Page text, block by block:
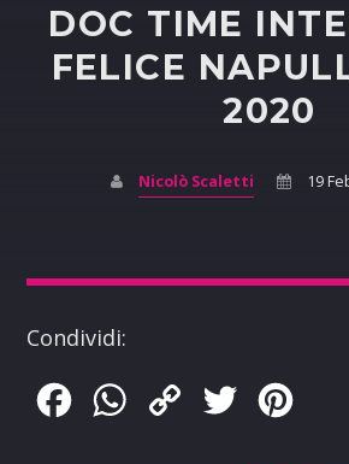
DOC TIME
FELICE
2020
Nicolò Scaletti 19
Condividi:
FacebookWhatsApp
Copy
Twitter